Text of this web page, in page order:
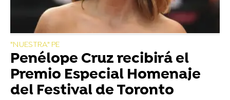
"NUESTRA" PE
Penélope Cruz recibirá el
Premio Especial Homenaje
del Festival de Toronto